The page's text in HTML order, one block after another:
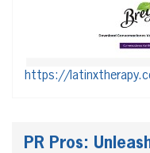
https://
PR Pros: